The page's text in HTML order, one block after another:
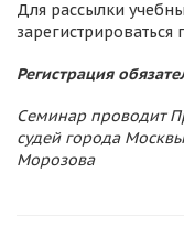
Для рассылки
зарегистрироваться
Регистрация
Семинар проводит
судей города
Морозова